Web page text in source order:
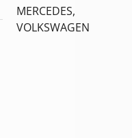
MERCEDES,
VOLKSWAGEN